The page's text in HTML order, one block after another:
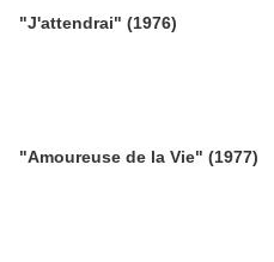
"J'attendrai" (1976)
"Amoureuse de la Vie" (1977)